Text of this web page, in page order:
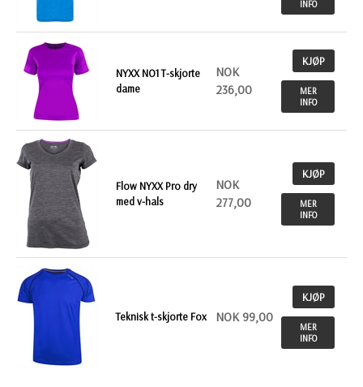
INFO
NYXX NO1 T-skjorte
dame
NOK
236,00
KJØP
MER
INFO
Flow NYXX Pro dry
med v-hals
NOK
277,00
KJØP
MER
INFO
Teknisk t-skjorte Fox NOK 99,00
KJØP
MER
INFO